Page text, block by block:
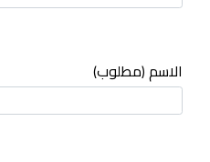
الاسم (مطلوب)